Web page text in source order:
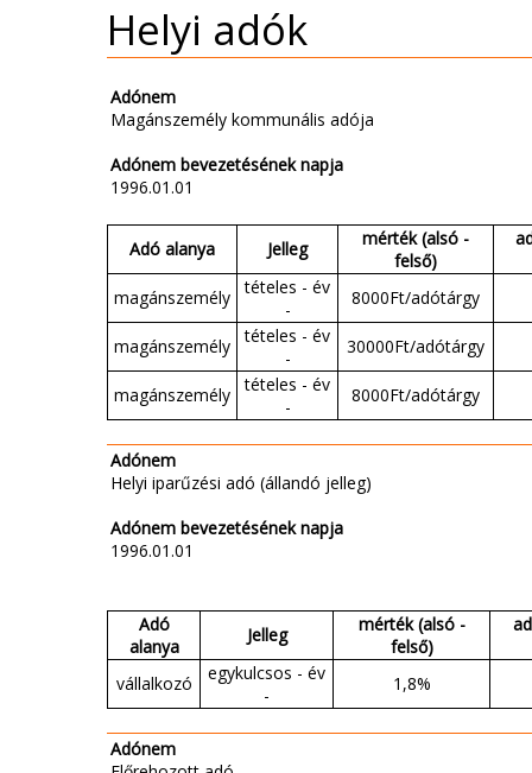
Helyi adók
Adónem
Magánszemély kommunális adója
Adónem bevezetésének napja
1996.01.01
Adó alanya Jelleg
mérték (alsó -
felső)
magánszemély
tételes - év
-
8000Ft/adótárgy
magánszemély
tételes - év
-
30000Ft/adótárgy
magánszemély
tételes - év
-
8000Ft/adótárgy
Adónem
Helyi iparűzési adó (állandó jelleg)
Adónem bevezetésének napja
1996.01.01
Adó
alanya
Jelleg
mérték (alsó -
felső)
vállalkozó
egykulcsos - év
-
1,8%
Adónem